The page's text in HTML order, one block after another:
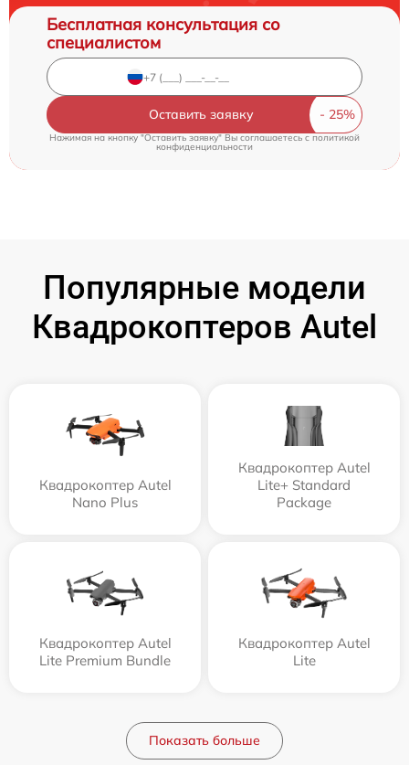
Бесплатная консультация со
специалистом
Оставить заявку
Нажимая на кнопку "Оставить заявку" Вы соглашаетесь c политикой
конфиденциальности
Популярные модели
Квадрокоптеров Autel
Квадрокоптер Autel
Nano Plus
Квадрокоптер Autel
Lite+ Standard
Package
Квадрокоптер Autel
Lite Premium Bundle
Квадрокоптер Autel
Lite
Показать больше